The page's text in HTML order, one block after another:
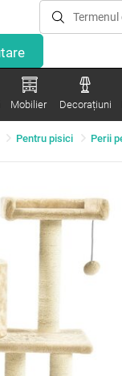
Mobilier Decorațiuni
Pentru pisici Perii